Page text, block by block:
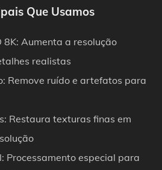
Que Usamos
Aumenta a resolução
realistas
Remove ruído e artefatos para
Restaura texturas finas em
Processamento especial para